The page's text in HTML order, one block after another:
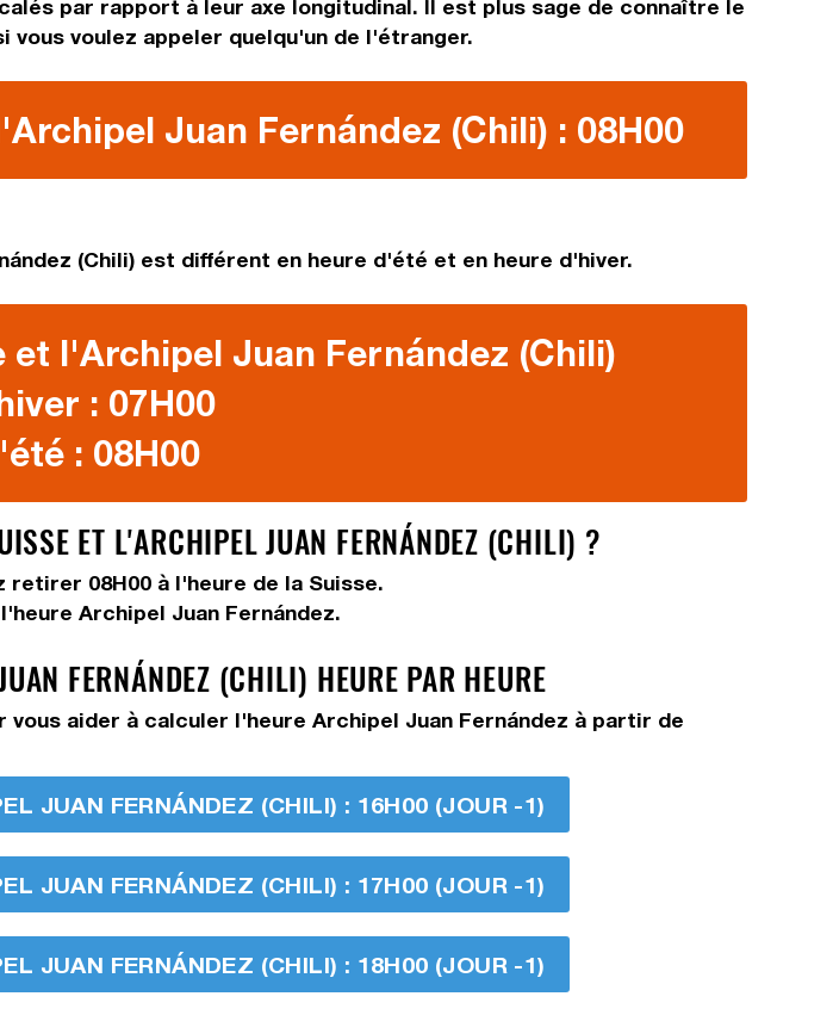
par rapport à leur axe longitudinal. Il est plus sage de connaître le
voulez appeler quelqu'un de l'étranger.
Juan Fernández (Chili) : 08H00
(Chili) est différent en heure d'été et en heure d'hiver.
et l'Archipel Juan Fernández (Chili)
: 07H00
: 08H00
ET L'ARCHIPEL JUAN FERNÁNDEZ (CHILI) ?
retirer 08H00 à l'heure de la Suisse.
Archipel Juan Fernández.
FERNÁNDEZ (CHILI) HEURE PAR HEURE
aider à calculer l'heure Archipel Juan Fernández à partir de
JUAN FERNÁNDEZ (CHILI) : 16H00 (JOUR -1)
JUAN FERNÁNDEZ (CHILI) : 17H00 (JOUR -1)
JUAN FERNÁNDEZ (CHILI) : 18H00 (JOUR -1)